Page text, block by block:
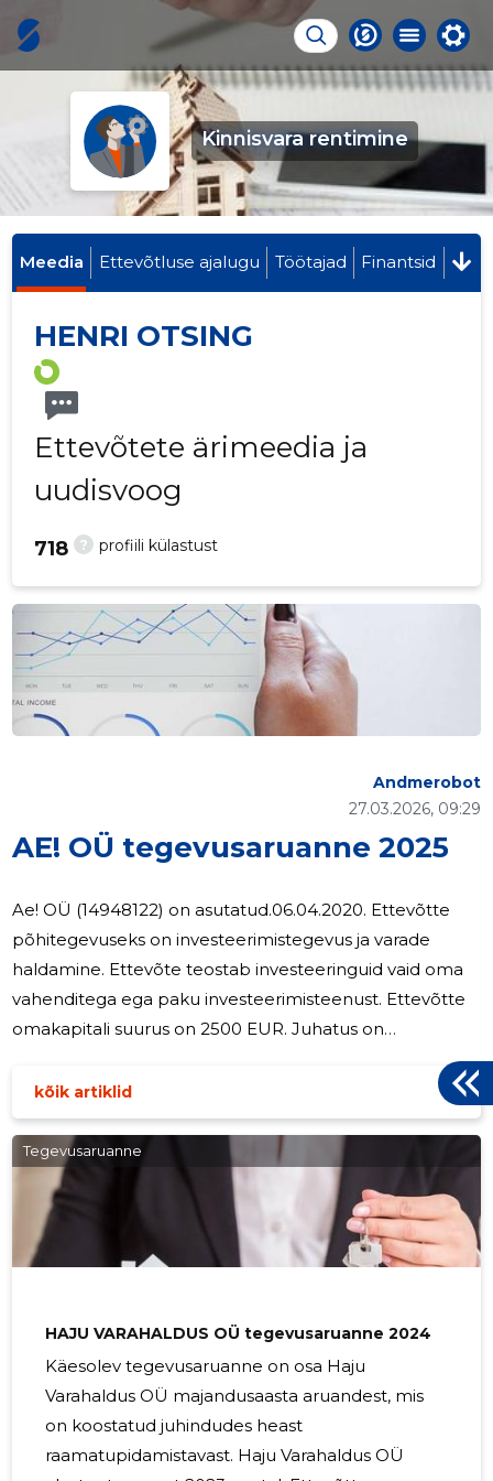
Kinnisvara rentimine
Meedia Ettevõtluse ajalugu Töötajad Finantsid
HENRI OTSING
Ettevõtete ärimeedia ja
uudisvoog
? profiili külastust
718
AE! OÜ tegevusaruanne 2025
27.03.2026, 09:29
Andmerobot
Ae! OÜ (14948122) on asutatud.06.04.2020. Ettevõtte
põhitegevuseks on investeerimistegevus ja varade
haldamine. Ettevõte teostab investeeringuid vaid oma
vahenditega ega paku investeerimisteenust. Ettevõtte
omakapitali suurus on 2500 EUR. Juhatus on
kaheliikmeline. Juhatuse liikmed majandusaastal tasu ei
saanud. Töötajaid ei olnud. Ae! OÜ on jätkuvalt tegutsev
ettevõte. Järgmisel majandusaastal jätkatakse samadel
suundadel (allkirjastatud digitaalselt) (allkirjastatud
digitaalselt) _______________________
_______________________ Henri Osting, juhatuse liige
Katrin Osting, juhatuse liige
kõik artiklid
Tegevusaruanne
HAJU VARAHALDUS OÜ tegevusaruanne 2024
Käesolev tegevusaruanne on osa Haju
Varahaldus OÜ majandusaasta aruandest, mis
on koostatud juhindudes heast
raamatupidamistavast. Haju Varahaldus OÜ